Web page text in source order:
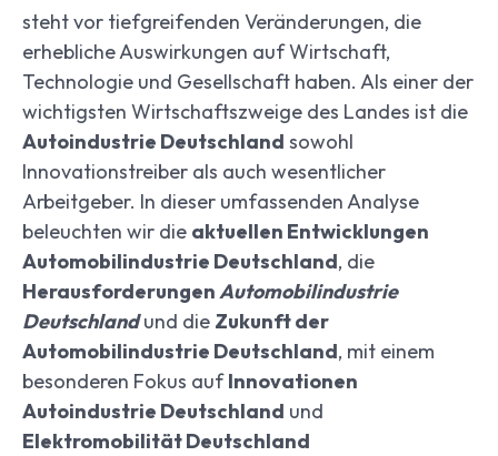
steht vor tiefgreifenden Veränderungen, die
erhebliche Auswirkungen auf Wirtschaft,
Technologie und Gesellschaft haben. Als einer der
wichtigsten Wirtschaftszweige des Landes ist die
Autoindustrie Deutschland sowohl
Innovationstreiber als auch wesentlicher
Arbeitgeber. In dieser umfassenden Analyse
beleuchten wir die aktuellen Entwicklungen
Automobilindustrie Deutschland, die
HerausforderungenAutomobilindustrie
Deutschlandund die Zukunft der
Automobilindustrie Deutschland, mit einem
besonderen Fokus aufInnovationen
Autoindustrie Deutschland und
Elektromobilität Deutschland